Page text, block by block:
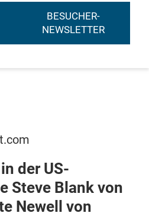
BESUCHER-
NEWSLETTER
der US-
Steve Blank von
Newell von